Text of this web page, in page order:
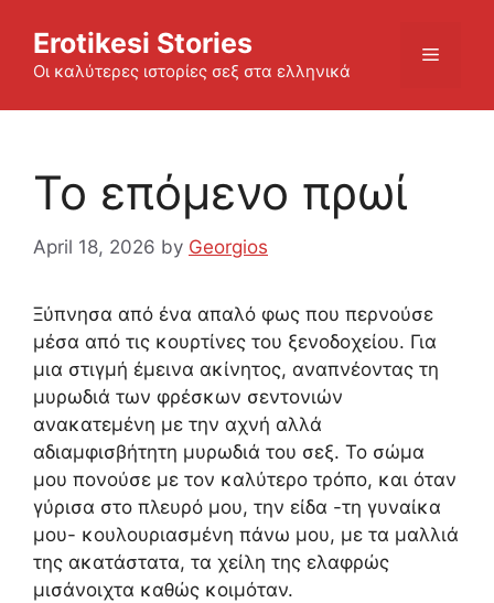
content
Erotikesi Stories
Οι καλύτερες ιστορίες σεξ στα ελληνικά
Menu
Το επόμενο πρωί
April 18, 2026 by Georgios
Ξύπνησα από ένα απαλό φως που περνούσε
μέσα από τις κουρτίνες του ξενοδοχείου. Για
μια στιγμή έμεινα ακίνητος, αναπνέοντας τη
μυρωδιά των φρέσκων σεντονιών
ανακατεμένη με την αχνή αλλά
αδιαμφισβήτητη μυρωδιά του σεξ. Το σώμα
μου πονούσε με τον καλύτερο τρόπο, και όταν
γύρισα στο πλευρό μου, την είδα -τη γυναίκα
μου- κουλουριασμένη πάνω μου, με τα μαλλιά
της ακατάστατα, τα χείλη της ελαφρώς
μισάνοιχτα καθώς κοιμόταν.